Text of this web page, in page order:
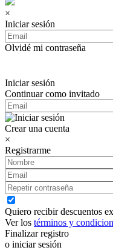
×
Iniciar sesión
Olvidé mi contraseña
Iniciar sesión
Continuar como invitado
Crear una cuenta
×
Registrarme
Quiero recibir descuentos
Ver los términos y
Finalizar registro
o iniciar sesión